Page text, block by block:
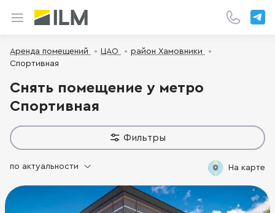
Аренда помещений ЦАО
район Хамовники
Спортивная
Снять помещение у метро
Спортивная
Фильтры
На карте
по актуальности